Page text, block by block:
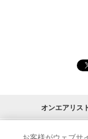
オンエアリス
プログラムリス